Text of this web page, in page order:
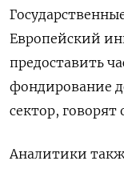
Европейский
предоставить
фондирование
сектор,
Аналитики